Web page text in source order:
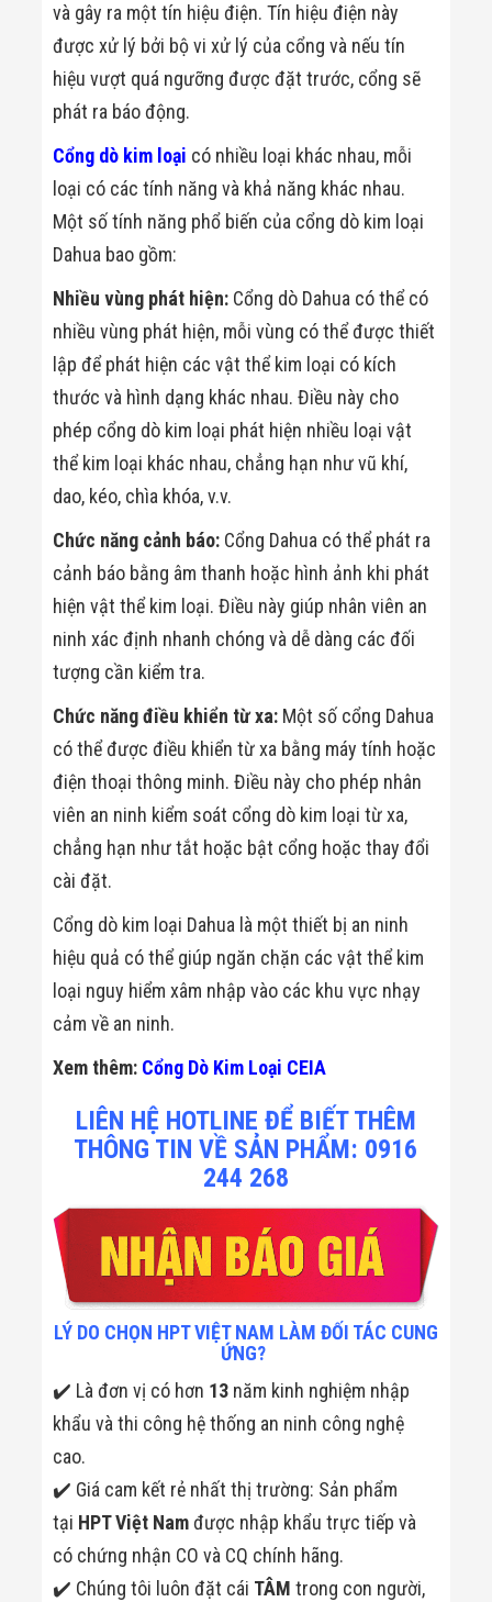
Đội
Dự Án Khối Nhà
Máy
Dự Án Kho
Xưởng -
Tin Công Nghệ
Tin Khuyến Mãi
Tin Tuyển Dụng
Liên Hệ
và gây ra một tín hiệu điện. Tín hiệu điện này
được xử lý bởi bộ vi xử lý của cổng và nếu tín
hiệu vượt quá ngưỡng được đặt trước, cổng sẽ
phát ra báo động.
Cổng dò kim loại có nhiều loại khác nhau, mỗi
loại có các tính năng và khả năng khác nhau.
Một số tính năng phổ biến của cổng dò kim loại
Dahua bao gồm:
Nhiều vùng phát hiện: Cổng dò Dahua có thể có
nhiều vùng phát hiện, mỗi vùng có thể được thiết
lập để phát hiện các vật thể kim loại có kích
thước và hình dạng khác nhau. Điều này cho
phép cổng dò kim loại phát hiện nhiều loại vật
thể kim loại khác nhau, chẳng hạn như vũ khí,
dao, kéo, chìa khóa, v.v.
Chức năng cảnh báo: Cổng Dahua có thể phát ra
cảnh báo bằng âm thanh hoặc hình ảnh khi phát
hiện vật thể kim loại. Điều này giúp nhân viên an
ninh xác định nhanh chóng và dễ dàng các đối
tượng cần kiểm tra.
Chức năng điều khiển từ xa: Một số cổng Dahua
có thể được điều khiển từ xa bằng máy tính hoặc
điện thoại thông minh. Điều này cho phép nhân
viên an ninh kiểm soát cổng dò kim loại từ xa,
chẳng hạn như tắt hoặc bật cổng hoặc thay đổi
cài đặt.
Cổng dò kim loại Dahua là một thiết bị an ninh
hiệu quả có thể giúp ngăn chặn các vật thể kim
loại nguy hiểm xâm nhập vào các khu vực nhạy
cảm về an ninh.
Xem thêm: Cổng Dò Kim Loại CEIA
LIÊN HỆ HOTLINE ĐỂ BIẾT THÊM
THÔNG TIN VỀ SẢN PHẨM: 0916
244 268
LÝ DO CHỌN HPT VIỆT NAM LÀM ĐỐI TÁC CUNG
ỨNG?
✔️ Là đơn vị có hơn 13 năm kinh nghiệm nhập
khẩu và thi công hệ thống an ninh công nghệ
cao.
✔️ Giá cam kết rẻ nhất thị trường: Sản phẩm
tại HPT Việt Namđược nhập khẩu trực tiếp và
có chứng nhận CO và CQ chính hãng.
✔️ Chúng tôi luôn đặt cái TÂM trong con người,